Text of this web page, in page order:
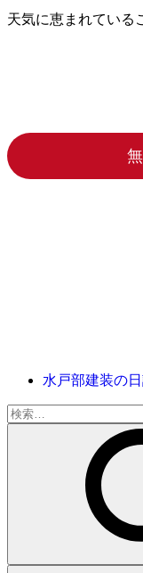
天気に恵まれている
水戸部建装の
検
索: